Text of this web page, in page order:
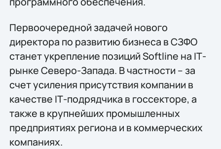
Первоочередной задачей нового
директора по развитию бизнеса в СЗФО
станет укрепление позиций Softline на IТ-
рынке Северо-Запада. В частности – за
счет усиления присутствия компании в
качестве IТ-подрядчика в госсекторе, а
также в крупнейших промышленных
предприятиях региона и в коммерческих
компаниях.